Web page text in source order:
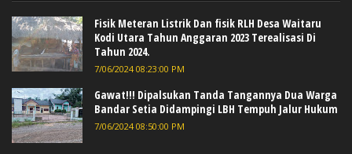
Fisik Meteran Listrik Dan fisik RLH Desa Waitaru
Kodi Utara Tahun Anggaran 2023 Terealisasi Di
Tahun 2024.
7/06/2024 08:23:00 PM
Gawat!!! Dipalsukan Tanda Tangannya Dua Warga
Bandar Setia Didampingi LBH Tempuh Jalur Hukum
7/06/2024 08:50:00 PM